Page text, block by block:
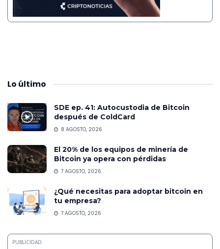
Lo último
SDE ep. 41: Autocustodia de Bitcoin
después de ColdCard
8 AGOSTO, 2026
El 20% de los equipos de minería de
Bitcoin ya opera con pérdidas
7 AGOSTO, 2026
¿Qué necesitas para adoptar bitcoin en
tu empresa?
7 AGOSTO, 2026
PUBLICIDAD